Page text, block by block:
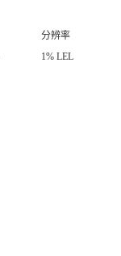
分辨率
1% LEL